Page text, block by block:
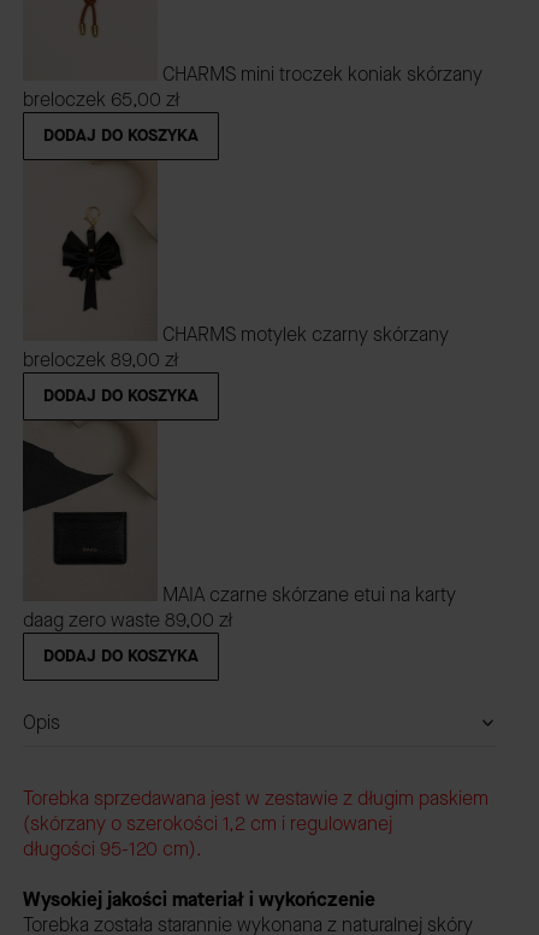
CHARMS mini troczek koniak skórzany
breloczek 65,00 zł
DODAJ DO KOSZYKA
CHARMS motylek czarny skórzany
breloczek 89,00 zł
DODAJ DO KOSZYKA
MAIA czarne skórzane etui na karty
daag zero waste 89,00 zł
DODAJ DO KOSZYKA
Opis
Torebka sprzedawana jest w zestawie z długim paskiem
(skórzany o szerokości 1,2 cm i regulowanej
długości 95-120 cm).
Wysokiej jakości materiał i wykończenie
Torebka została starannie wykonana z naturalnej skóry